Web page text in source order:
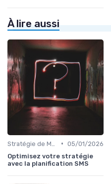
À lire aussi
• 05/01/2026
Optimisez votre stratégie
avec la planification SMS